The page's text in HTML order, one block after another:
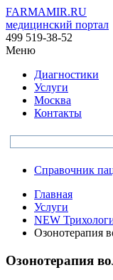
FARMAMIR.RU
медицинский портал
499 519-38-52
Меню
Диагностики
Услуги
Москва
Контакты
Справочник
Главная
Услуги
NEW
Озонотерапия
Озонотерапия